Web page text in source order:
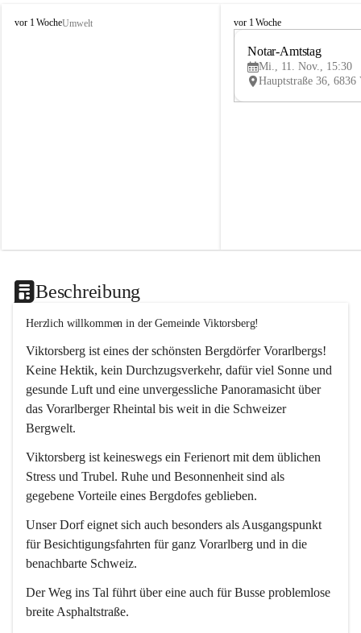
V
vor 1 WocheUmwelt
V
vor 1 Woche
Notar-Amtstag
Mi., 11. Nov., 15:30
Beschreibung
Herzlich willkommen in der Gemeinde Viktorsberg!
Viktorsberg ist eines der schönsten Bergdörfer Vorarlbergs!
Keine Hektik, kein Durchzugsverkehr, dafür viel Sonne und
gesunde Luft und eine unvergessliche Panoramasicht über
das Vorarlberger Rheintal bis weit in die Schweizer
Bergwelt.
Viktorsberg ist keineswegs ein Ferienort mit dem üblichen
Stress und Trubel. Ruhe und Besonnenheit sind als
gegebene Vorteile eines Bergdofes geblieben.
Unser Dorf eignet sich auch besonders als Ausgangspunkt
für Besichtigungsfahrten für ganz Vorarlberg und in die
benachbarte Schweiz.
Der Weg ins Tal führt über eine auch für Busse problemlose
breite Asphaltstraße.